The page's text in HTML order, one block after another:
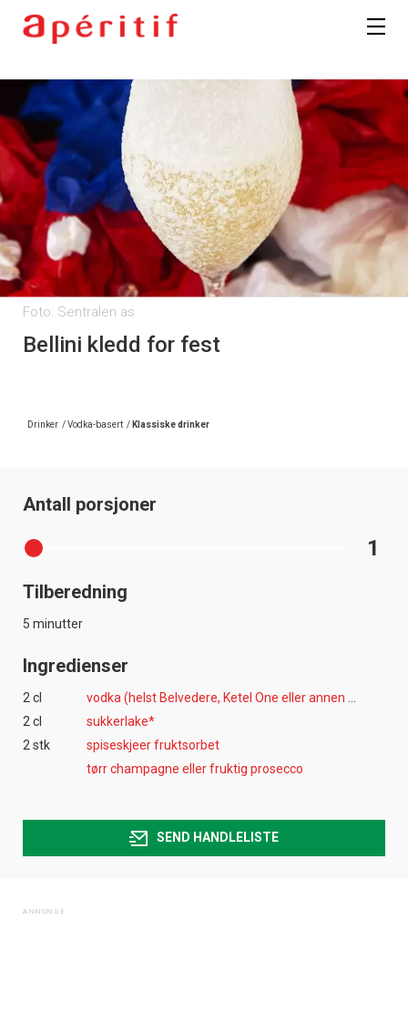
Foto: Sentralen as
Bellini kledd for fest
Drinker /Vodka-basert / Klassiske drinker
Antall porsjoner
1
Tilberedning
5 minutter
Ingredienser
2 cl
2 cl
sukkerlake*
2 stk
spiseskjeer fruktsorbet
tørr champagne eller fruktig prosecco
SEND HANDLELISTE